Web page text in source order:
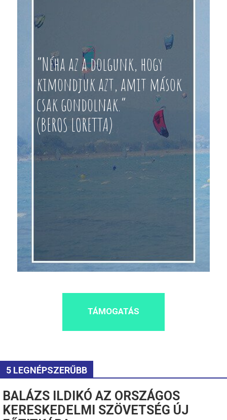
“Néha az a dolgunk, hogy
kimondjuk azt, amit mások
csak gondolnak.”
(BEROS LORETTA)
TÁMOGATÁS
5 LEGNÉPSZERŰBB
BALÁZS ILDIKÓ AZ ORSZÁGOS
KERESKEDELMI SZÖVETSÉG ÚJ